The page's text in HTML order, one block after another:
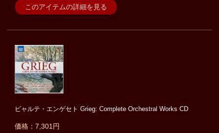
このアイテムの詳細を見る
ビャルテ・エンゲセト Grieg: Complete Orchestral Works CD
価格：7,301円